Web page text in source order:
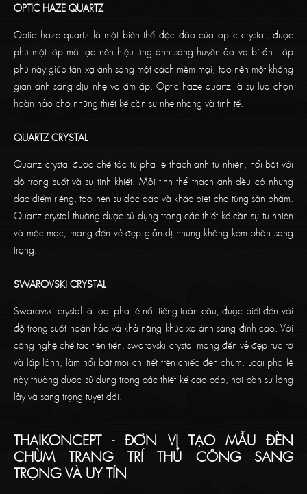
OPTIC HAZE QUARTZ
Optic haze quartz là một biến thể độc đáo của optic crystal, được
phủ một lớp mờ tạo nên hiệu ứng ánh sáng huyền ảo và bí ẩn. Lớp
phủ này giúp tán xạ ánh sáng một cách mềm mại, tạo nên một không
gian ánh sáng dịu nhẹ và ấm áp. Optic haze quartz là sự lựa chọn
hoàn hảo cho những thiết kế cần sự nhẹ nhàng và tinh tế.
QUARTZ CRYSTAL
Quartz crystal được chế tác từ pha lê thạch anh tự nhiên, nổi bật với
độ trong suốt và sự tinh khiết. Mỗi tinh thể thạch anh đều có những
đặc điểm riêng, tạo nên sự độc đáo và khác biệt cho từng sản phẩm.
Quartz crystal thường được sử dụng trong các thiết kế cần sự tự nhiên
và mộc mạc, mang đến vẻ đẹp giản dị nhưng không kém phần sang
trọng.
SWAROVSKI CRYSTAL
Swarovski crystal là loại pha lê nổi tiếng toàn cầu, được biết đến với
độ trong suốt hoàn hảo và khả năng khúc xạ ánh sáng đỉnh cao. Với
công nghệ chế tác tiên tiến, swarovski crystal mang đến vẻ đẹp rực rỡ
và lấp lánh, làm nổi bật mọi chi tiết trên chiếc đèn chùm. Loại pha lê
này thường được sử dụng trong các thiết kế cao cấp, nơi cần sự lộng
lẫy và sang trọng tuyệt đối.
THAIKONCEPT - ĐƠN VỊ TẠO MẪU ĐÈN
CHÙM TRANG TRÍ THỦ CÔNG SANG
TRỌNG VÀ UY TÍN